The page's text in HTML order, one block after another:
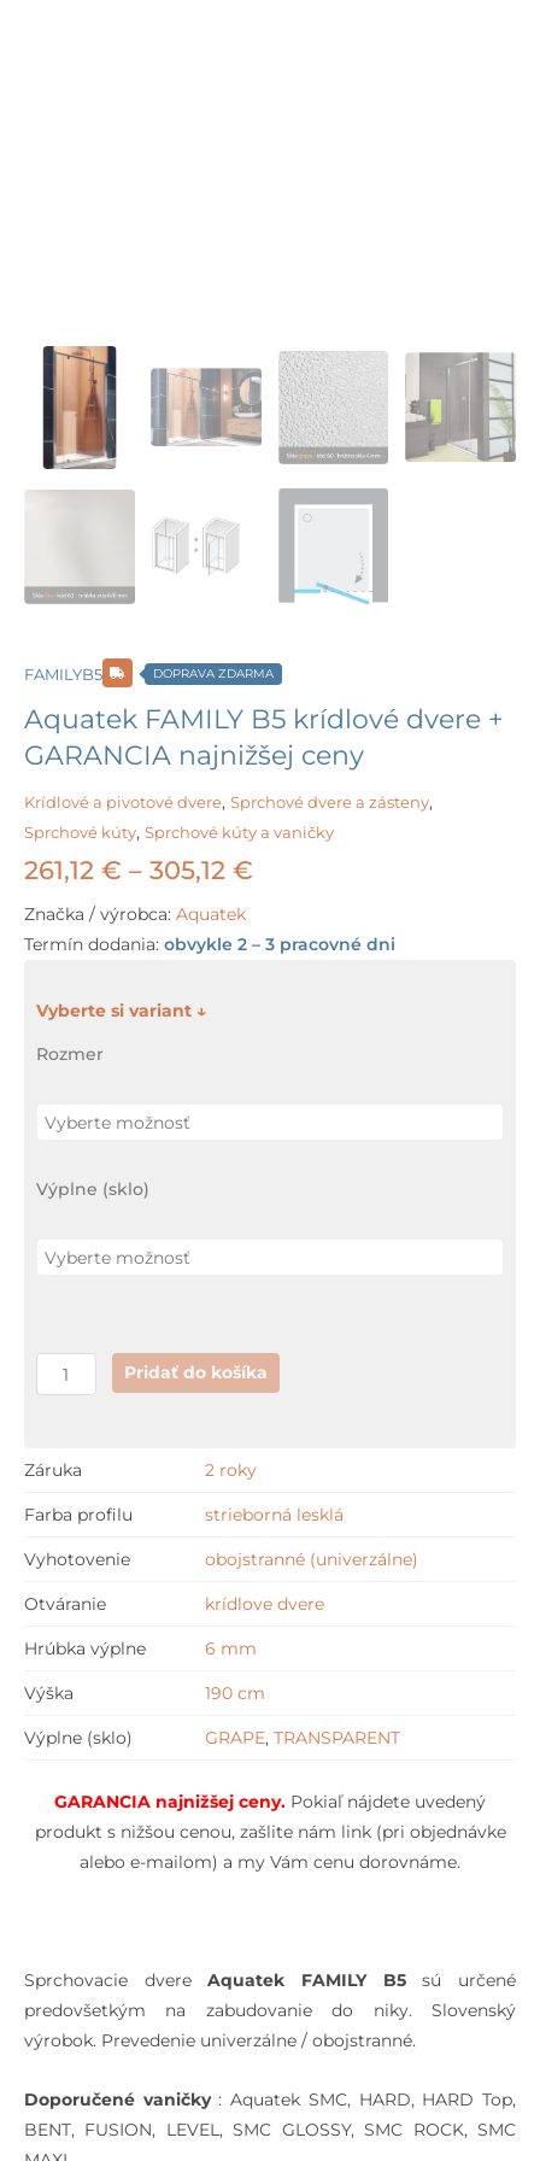
FAMILYB5 DOPRAVA ZDARMA
Aquatek FAMILY B5 krídlové dvere +
GARANCIA najnižšej ceny
Krídlové a pivotové dvere, Sprchové dvere a zásteny,
Sprchové kúty, Sprchové kúty a vaničky
261,12 € – 305,12 €
261,12 €
Značka / výrobca: Aquatek
Termín dodania: obvykle 2 – 3 pracovné dni
Rozmer
Výplne (sklo)
množstvo
krídlové
+
najnižšej
Pridať do košíka
Záruka 2 roky
Farba profilu strieborná lesklá
Vyhotovenie obojstranné (univerzálne)
Otváranie krídlove dvere
Hrúbka výplne 6 mm
Výška 190 cm
Výplne (sklo) GRAPE, TRANSPARENT
GARANCIA najnižšej ceny. Pokiaľ nájdete uvedený
produkt s nižšou cenou, zašlite nám link (pri objednávke
alebo e-mailom) a my Vám cenu dorovnáme.
Sprchovacie dvereAquatek FAMILY B5sú určené
predovšetkým na zabudovanie do niky. Slovenský
výrobok. Prevedenie univerzálne / obojstranné.
Doporučené vaničky: Aquatek SMC, HARD, HARD Top,
BENT, FUSION, LEVEL, SMC GLOSSY, SMC ROCK, SMC